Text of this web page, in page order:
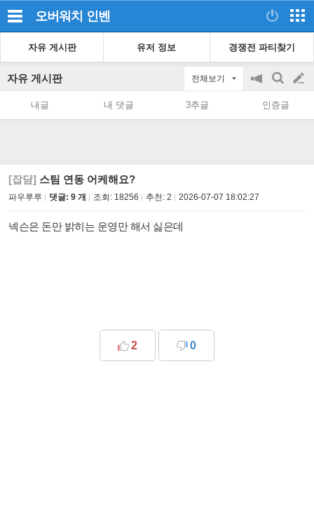
오버워치 인벤
자유 게시판 유저 정보 경쟁전 파티찾기
자유 게시판 전체보기
공
on/off
검
색
글
쓰
내글 내 댓글 3추글 인증글
[잡담] 스팀 연동 어케해요?
파우루루 댓글: 9 개 조회: 18256 추천: 2 2026-07-07 18:02:27
넥슨은 돈만 밝히는 운영만 해서 싫은데
2 0